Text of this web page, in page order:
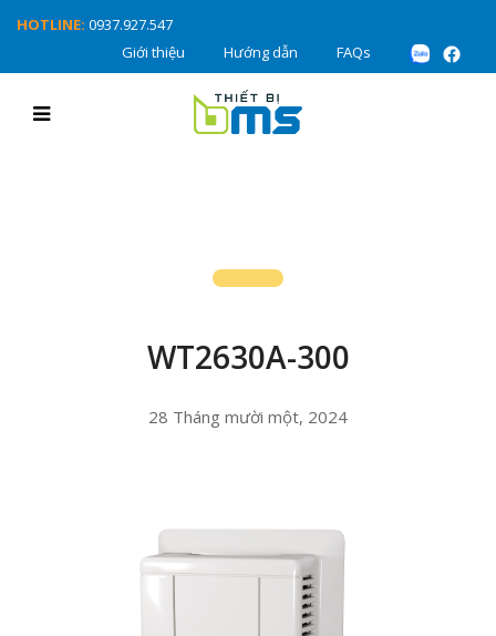
HOTLINE: 0937.927.547
Giới thiệu
Hướng dẫn FAQs
WT2630A-300
28 Tháng mười một, 2024